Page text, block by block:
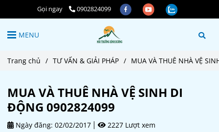
Gọi ngay 0902824099
MENU
Trang chủ / TƯ VẤN & GIẢI PHÁP / MUA VÀ THUÊ NHÀ VỆ
MUA VÀ THUÊ NHÀ VỆ SINH DI
ĐỘNG 0902824099
Ngày đăng: 02/02/2017
2227 Lượt xem